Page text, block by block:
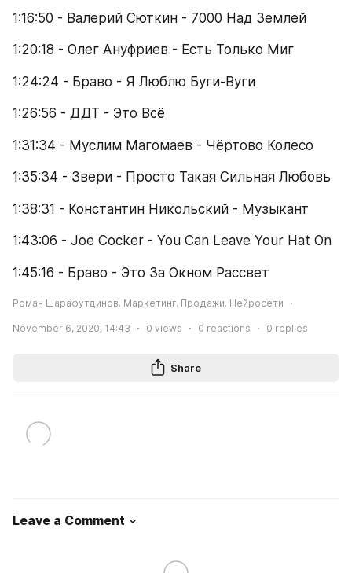
1:16:50 - Валерий Сюткин - 7000 Над Землей
1:20:18 - Олег Ануфриев - Есть Только Миг
1:24:24 - Браво - Я Люблю Буги-Вуги
1:26:56 - ДДТ - Это Всё
1:31:34 - Муслим Магомаев - Чёртово Колесо
1:35:34 - Звери - Просто Такая Сильная Любовь
1:38:31 - Константин Никольский - Музыкант
1:43:06 - Joe Cocker - You Can Leave Your Hat On
1:45:16 - Браво - Это За Окном Рассвет
Роман Шарафутдинов. Маркетинг. Продажи. Нейросети
November 6, 2020, 14:43 0 views 0 reactions 0 replies
Share
Leave a Comment